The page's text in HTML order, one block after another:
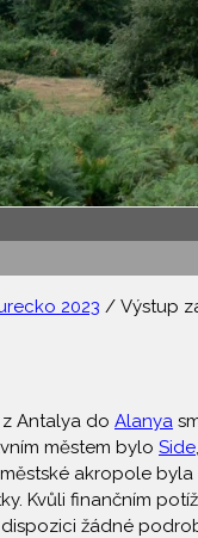
2023 / Výstup
Antalya do Alanya
městem bylo Side
akropole byla
Kvůli finančním
žádné